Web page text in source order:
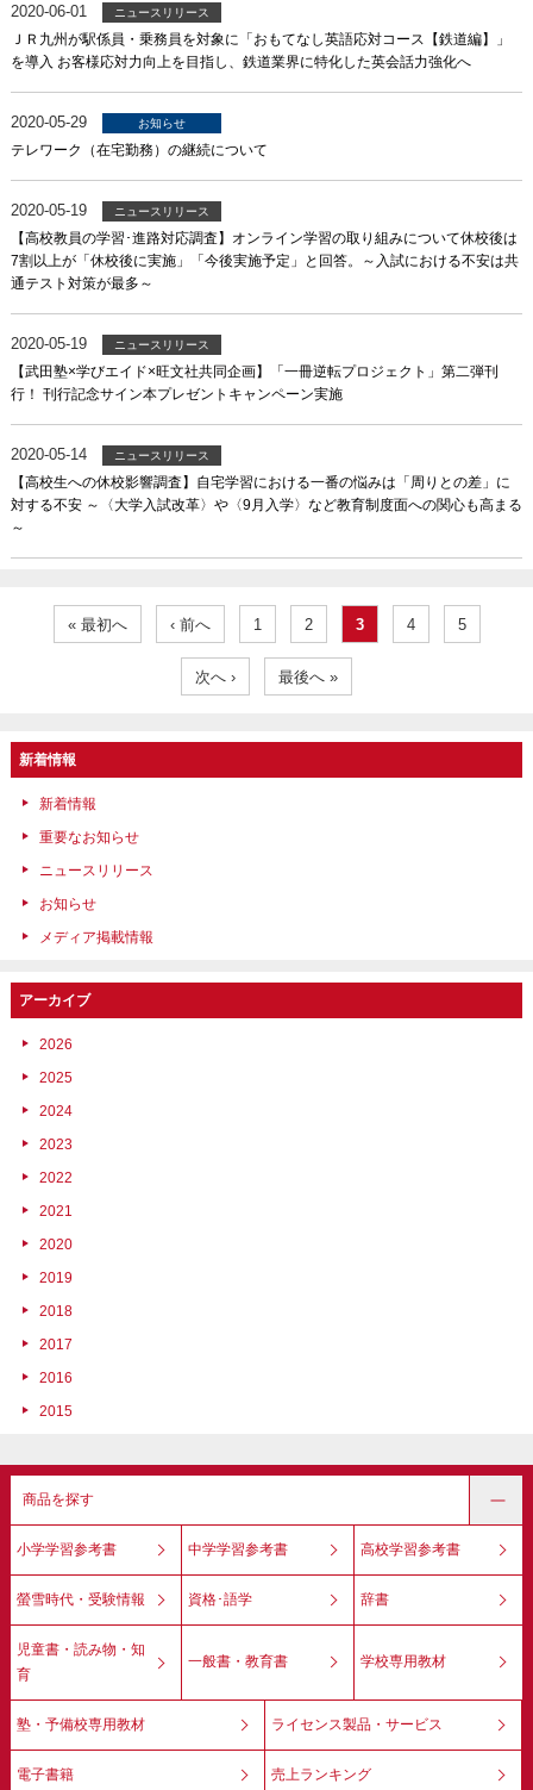
2020-06-01 ニュースリリース
ＪＲ九州が駅係員・乗務員を対象に「おもてなし英語応対コース【鉄道編】」
を導入 お客様応対力向上を目指し、鉄道業界に特化した英会話力強化へ
2020-05-29 お知らせ
テレワーク（在宅勤務）の継続について
2020-05-19 ニュースリリース
【高校教員の学習･進路対応調査】オンライン学習の取り組みについて休校後は
7割以上が「休校後に実施」「今後実施予定」と回答。～入試における不安は共
通テスト対策が最多～
2020-05-19 ニュースリリース
【武田塾×学びエイド×旺文社共同企画】「一冊逆転プロジェクト」第二弾刊
行！ 刊行記念サイン本プレゼントキャンペーン実施
2020-05-14 ニュースリリース
【高校生への休校影響調査】自宅学習における一番の悩みは「周りとの差」に
対する不安 ～〈大学入試改革〉や〈9月入学〉など教育制度面への関心も高まる
～
« 最初へ ‹ 前へ 1 2 3 4 5
次へ › 最後へ »
新着情報
新着情報
重要なお知らせ
ニュースリリース
お知らせ
メディア掲載情報
アーカイブ
2026
2025
2024
2023
2022
2021
2020
2019
2018
2017
2016
2015
商品を探す
小学学習参考書 中学学習参考書 高校学習参考書
螢雪時代・受験情報 資格･語学 辞書
児童書・読み物・知
育
一般書・教育書 学校専用教材
塾・予備校専用教材 ライセンス製品・サービス
電子書籍 売上ランキング